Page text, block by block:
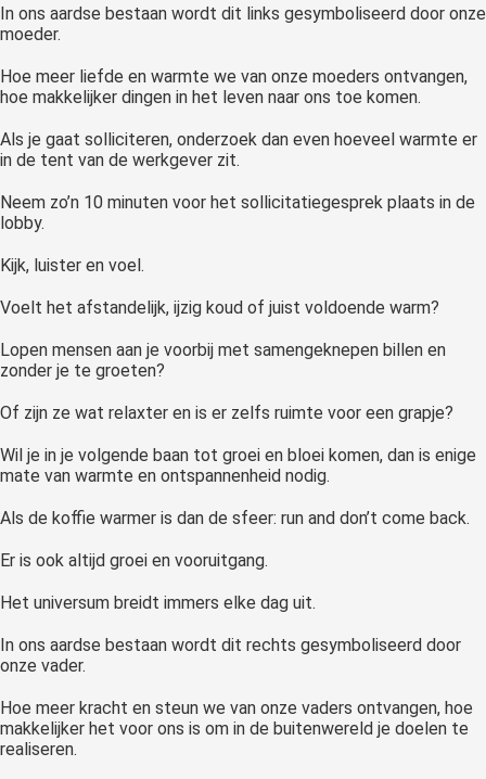
In ons aardse bestaan wordt dit links gesymboliseerd door onze
moeder.
Hoe meer liefde en warmte we van onze moeders ontvangen,
hoe makkelijker dingen in het leven naar ons toe komen.
Als je gaat solliciteren, onderzoek dan even hoeveel warmte er
in de tent van de werkgever zit.
Neem zo’n 10 minuten voor het sollicitatiegesprek plaats in de
lobby.
Kijk, luister en voel.
Voelt het afstandelijk, ijzig koud of juist voldoende warm?
Lopen mensen aan je voorbij met samengeknepen billen en
zonder je te groeten?
Of zijn ze wat relaxter en is er zelfs ruimte voor een grapje?
Wil je in je volgende baan tot groei en bloei komen, dan is enige
mate van warmte en ontspannenheid nodig.
Als de koffie warmer is dan de sfeer: run and don’t come back.
Er is ook altijd groei en vooruitgang.
Het universum breidt immers elke dag uit.
In ons aardse bestaan wordt dit rechts gesymboliseerd door
onze vader.
Hoe meer kracht en steun we van onze vaders ontvangen, hoe
makkelijker het voor ons is om in de buitenwereld je doelen te
realiseren.